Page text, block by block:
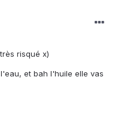
risqué x)
et bah l'huile elle vas